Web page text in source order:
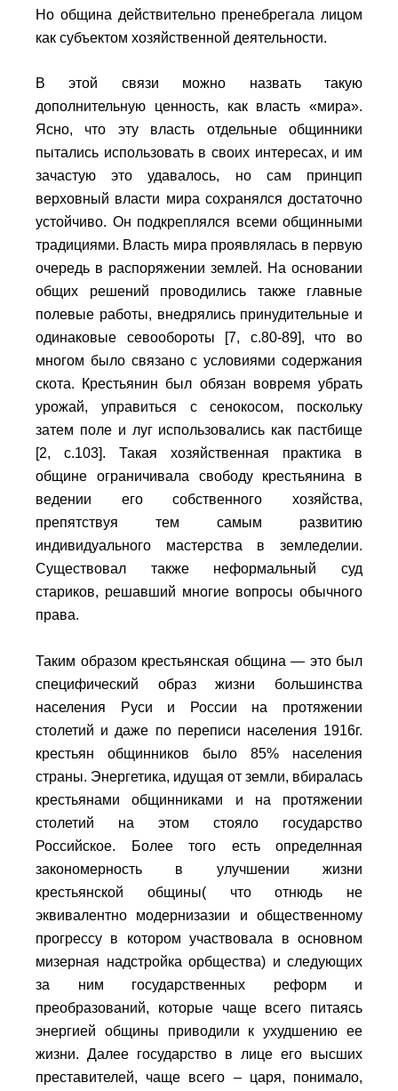
Но община действительно пренебрегала лицом
как субъектом хозяйственной деятельности.
В этой связи можно назвать такую
дополнительную ценность, как власть «мира».
Ясно, что эту власть отдельные общинники
пытались использовать в своих интересах, и им
зачастую это удавалось, но сам принцип
верховный власти мира сохранялся достаточно
устойчиво. Он подкреплялся всеми общинными
традициями. Власть мира проявлялась в первую
очередь в распоряжении землей. На основании
общих решений проводились также главные
полевые работы, внедрялись принудительные и
одинаковые севообороты [7, с.80-89], что во
многом было связано с условиями содержания
скота. Крестьянин был обязан вовремя убрать
урожай, управиться с сенокосом, поскольку
затем поле и луг использовались как пастбище
[2, с.103]. Такая хозяйственная практика в
общине ограничивала свободу крестьянина в
ведении его собственного хозяйства,
препятствуя тем самым развитию
индивидуального мастерства в земледелии.
Существовал также неформальный суд
стариков, решавший многие вопросы обычного
права.
Таким образом крестьянская община — это был
специфический образ жизни большинства
населения Руси и России на протяжении
столетий и даже по переписи населения 1916г.
крестьян общинников было 85% населения
страны. Энергетика, идущая от земли, вбиралась
крестьянами общинниками и на протяжении
столетий на этом стояло государство
Российское. Более того есть определнная
закономерность в улучшении жизни
крестьянской общины( что отнюдь не
эквивалентно модернизазии и общественному
прогрессу в котором участвовала в основном
мизерная надстройка орбщества) и следующих
за ним государственных реформ и
преобразований, которые чаще всего питаясь
энергией общины приводили к ухудшению ее
жизни. Далее государство в лице его высших
преставителей, чаще всего – царя, понимало,